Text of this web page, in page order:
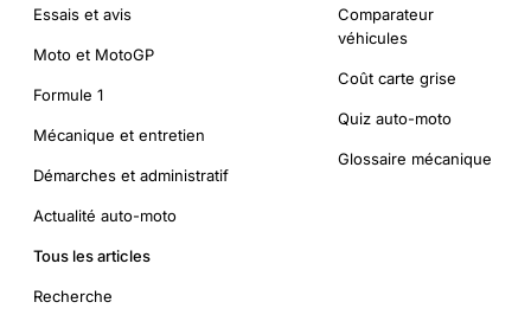
Essais et avis
Moto et MotoGP
Formule 1
Mécanique et entretien
Démarches et administratif
Actualité auto-moto
Tous les articles
Recherche
Comparateur
véhicules
Coût carte grise
Quiz auto-moto
Glossaire mécanique